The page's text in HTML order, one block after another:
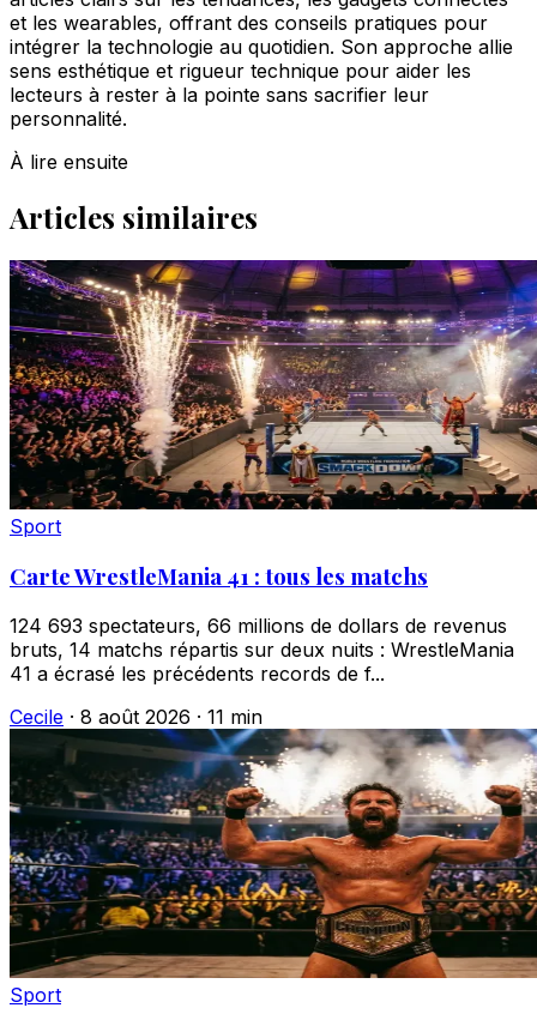
et les wearables, offrant des conseils pratiques pour
intégrer la technologie au quotidien. Son approche allie
sens esthétique et rigueur technique pour aider les
lecteurs à rester à la pointe sans sacrifier leur
personnalité.
À lire ensuite
Articles similaires
Sport
Carte WrestleMania 41 : tous les matchs
124 693 spectateurs, 66 millions de dollars de revenus
bruts, 14 matchs répartis sur deux nuits : WrestleMania
41 a écrasé les précédents records de f...
Cecile · 8 août 2026 · 11 min
Sport